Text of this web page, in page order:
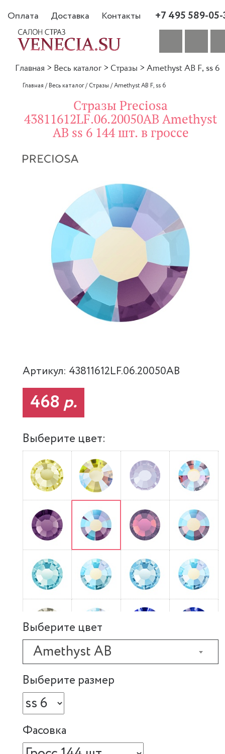
Оплата Доставка Контакты +7 495 589-
Главная > Весь каталог > Стразы > Amethyst AB F, ss 6
Главная /Весь каталог/Стразы /Amethyst AB F, ss 6
Стразы Preciosa
43811612LF.06.20050AB Amethyst
AB ss 6 144 шт. в гроссе
Артикул: 43811612LF.06.20050AB
468 р.
Выберите цвет:
Выберите цвет
Amethyst AB
Выберите размер
Фасовка